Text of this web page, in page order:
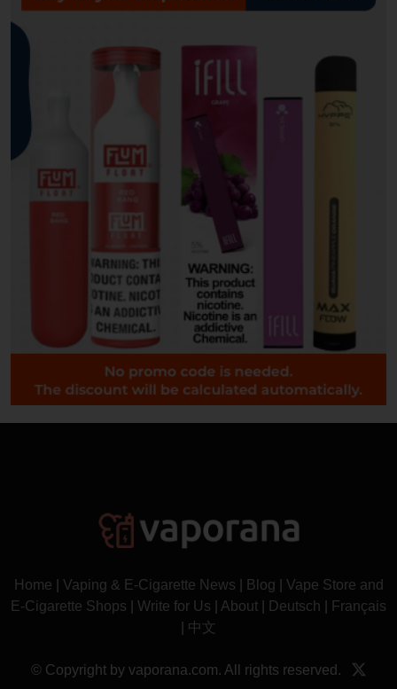
Home Vaping & E-Cigarette News Blog
Vape Store and
E-Cigarette Shops
Write for Us About Deutsch
Français
中文
© Copyright by vaporana.com. All rights reserved.